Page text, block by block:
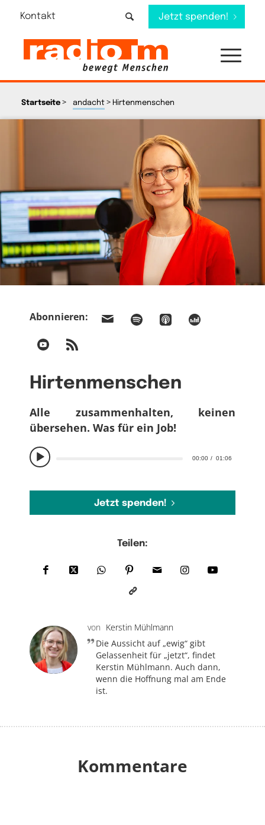
Kontakt Jetzt spenden!
Startseite> andacht> Hirtenmenschen
Abonnieren:
Hirtenmenschen
00:00 01:06
Alle zusammenhalten, keinen
übersehen. Was für ein Job!
Jetzt spenden!
Teilen:
von Kerstin Mühlmann
Die Aussicht auf „ewig“ gibt
Gelassenheit für „jetzt“, findet
Kerstin Mühlmann. Auch dann,
wenn die Hoffnung mal am Ende
ist.
Kommentare